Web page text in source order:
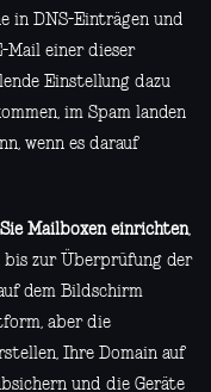
in DNS-Einträgen und
Mail einer dieser
Einstellung dazu
im Spam landen
wenn es darauf
Mailboxen einrichten,
bis zur Überprüfung der
dem Bildschirm
aber die
Ihre Domain auf
und die Geräte